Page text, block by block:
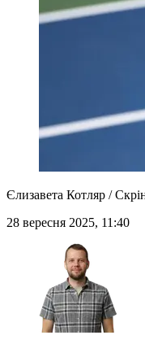
Єлизавета Котляр /
28 вересня 2025, 11:40